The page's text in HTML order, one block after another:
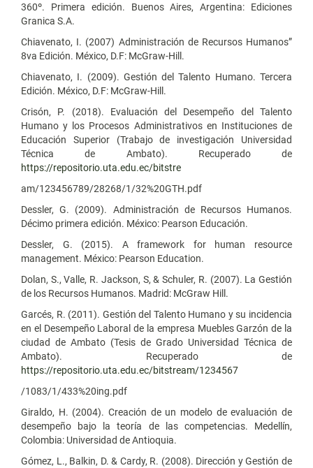
360º. Primera edición. Buenos Aires, Argentina: Ediciones
Granica S.A.
Chiavenato, I. (2007) Administración de Recursos Humanos”
8va Edición. México, D.F: McGraw-Hill.
Chiavenato, I. (2009). Gestión del Talento Humano. Tercera
Edición. México, D.F: McGraw-Hill.
Crisón, P. (2018). Evaluación del Desempeño del Talento
Humano y los Procesos Administrativos en Instituciones de
Educación Superior (Trabajo de investigación Universidad
Técnica de Ambato). Recuperado de
https://repositorio.uta.edu.ec/bitstre
am/123456789/28268/1/32%20GTH.pdf
Dessler, G. (2009). Administración de Recursos Humanos.
Décimo primera edición. México: Pearson Educación.
Dessler, G. (2015). A framework for human resource
management. México: Pearson Education.
Dolan, S., Valle, R. Jackson, S, & Schuler, R. (2007). La Gestión
de los Recursos Humanos. Madrid: McGraw Hill.
Garcés, R. (2011). Gestión del Talento Humano y su incidencia
en el Desempeño Laboral de la empresa Muebles Garzón de la
ciudad de Ambato (Tesis de Grado Universidad Técnica de
Ambato). Recuperado de
https://repositorio.uta.edu.ec/bitstream/1234567
/1083/1/433%20ing.pdf
Giraldo, H. (2004). Creación de un modelo de evaluación de
desempeño bajo la teoría de las competencias. Medellín,
Colombia: Universidad de Antioquia.
Gómez, L., Balkin, D. & Cardy, R. (2008). Dirección y Gestión de